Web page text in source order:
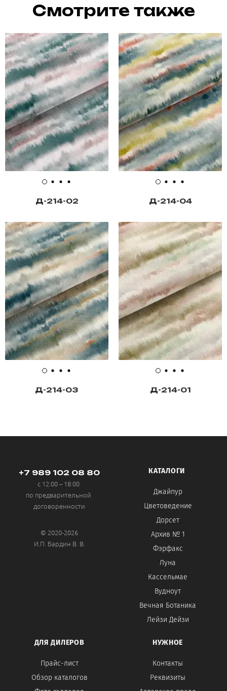
Смотрите также
Д-214-02 Д-214-04
Д-214-03 Д-214-01
+7 989 102 08 80
с 12:00 – 18:00
по предварительной
договоренности
© 2020-2026
И.П. Бардин В. В.
КАТАЛОГИ
Джайпур
Цветоведение
Дорсет
Архив № 1
Фэрфакс
Луна
Кассельмае
Вудноут
Вечная Ботаника
Лейзи Дейзи
ДЛЯ ДИЛЕРОВ
Прайс-лист
Обзор каталогов
НУЖНОЕ
Контакты
Реквизиты